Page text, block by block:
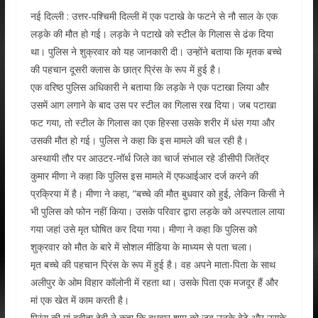
नई दिल्ली : उत्तर-पश्चिमी दिल्ली में एक पटाखे के फटने से नौ साल के एक
लड़के की मौत हो गई। लड़के ने पटाखे को स्टील के गिलास से ढंक दिया
था। पुलिस ने शुक्रवार को यह जानकारी दी। उन्होंने बताया कि मृतक बच्चे
की पहचान दूसरी क्लास के छात्र प्रिंस के रूप में हुई है।
एक वरिष्ठ पुलिस अधिकारी ने बताया कि लड़के ने एक पटाखा लिया और
उसमें आग लगाने के बाद उस पर स्टील का गिलास रख दिया। जब पटाखा
फट गया, तो स्टील के गिलास का एक हिस्सा उसके शरीर में धंस गया और
उसकी मौत हो गई। पुलिस ने कहा कि इस मामले की चल रही है।
अस्थायी तौर पर आउटर-नॉर्थ जिले का चार्ज संभाल रहे डीसीपी जितेंद्र
कुमार मीणा ने कहा कि पुलिस इस मामले में एफआईआर दर्ज करने की
प्रक्रिया में है। मीणा ने कहा, “बच्चे की मौत बुधवार को हुई, लेकिन किसी ने
भी पुलिस को फोन नहीं किया। उसके परिवार द्वारा लड़के को अस्पताल लाया
गया जहां उसे मृत घोषित कर दिया गया। मीणा ने कहा कि पुलिस को
शुक्रवार को मौत के बारे में सोशल मीडिया के माध्यम से पता चला।
मृत बच्चे की पहचान प्रिंस के रूप में हुई है। वह अपने माता-पिता के साथ
अलीपुर के ओम विहार कॉलोनी में रहता था। उसके पिता एक मजदूर हैं और
मां एक खेत में काम करती है।